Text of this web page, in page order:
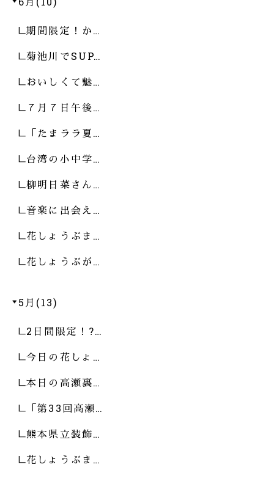
期間限定！か…
菊池川でSUP…
おいしくて魅…
７月７日午後…
「たまララ夏…
台湾の小中学…
柳明日菜さん…
音楽に出会え…
花しょうぶま…
花しょうぶが…
5月(13)
2日間限定！?…
今日の花しょ…
本日の高瀬裏…
「第33回高瀬…
熊本県立装飾…
花しょうぶま…